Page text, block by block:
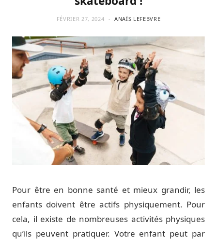
FÉVRIER 27, 2024 ANAÏS LEFEBVRE
Pour être en bonne santé et mieux grandir, les
enfants doivent être actifs physiquement. Pour
cela, il existe de nombreuses activités physiques
qu’ils peuvent pratiquer. Votre enfant peut par